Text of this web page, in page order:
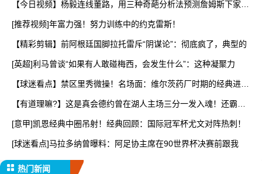
【今日视频】杨毅连线董路，用三种奇葩分析法预测詹姆斯下家，
[推荐视频]年富力强！努力训练中的约克雷斯！
【精彩剪辑】前阿根廷国脚拉托雷斥“阴谋论”：彻底疯了，典型的
[英超]利马曾谈“如果有人敢碰梅西，会发生什么”：这种凝聚力
【球迷看点】禁区里秀微操！名场面：维尔茨药厂时期的经典进
【有道理嘛?】这是真会德约曾在湖人主场三分一发入魂！还霸王
[意甲]凯恩经典中圈吊射！经典回顾：国际冠军杯尤文对阵热刺！
[球迷看点]马拉多纳曾曝料：阿足协主席在90世界杯决赛前跟我
热门新闻